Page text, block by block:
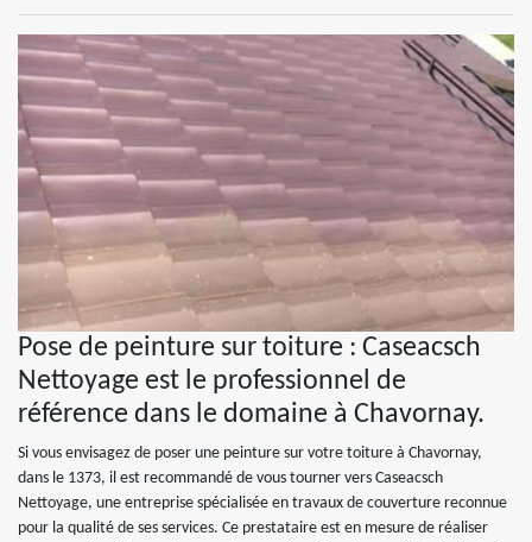
Pose de peinture sur toiture : Caseacsch
Nettoyage est le professionnel de
référence dans le domaine à Chavornay.
Si vous envisagez de poser une peinture sur votre toiture à Chavornay,
dans le 1373, il est recommandé de vous tourner vers Caseacsch
Nettoyage, une entreprise spécialisée en travaux de couverture reconnue
pour la qualité de ses services. Ce prestataire est en mesure de réaliser